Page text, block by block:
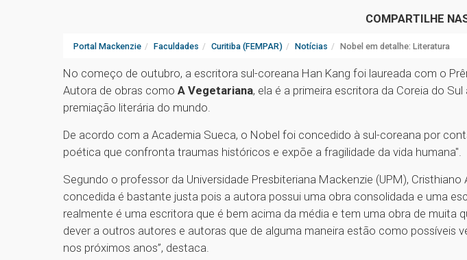
COMPARTILHE
Portal Mackenzie Faculdades Curitiba (FEMPAR) Notícias Nobel em detalhe: Literatura
No começo de outubro, a escritora sul-coreana Han Kang foi laureada com o
Autora de obras como A Vegetariana, ela é a primeira escritora da Coreia do
premiação literária do mundo.
De acordo com a Academia Sueca, o Nobel foi concedido à sul-coreana por
poética que confronta traumas históricos e expõe a fragilidade da vida humana".
Segundo o professor da Universidade Presbiteriana Mackenzie (UPM), Cristhiano
concedida é bastante justa pois a autora possui uma obra consolidada e uma
realmente é uma escritora que é bem acima da média e tem uma obra de muita
dever a outros autores e autoras que de alguma maneira estão como possíveis
nos próximos anos”, destaca.